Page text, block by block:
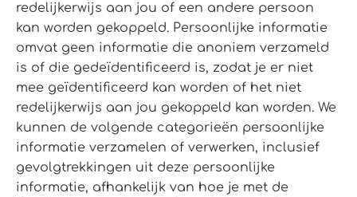
redelijkerwijs aan jou of een andere persoon
kan worden gekoppeld. Persoonlijke informatie
omvat geen informatie die anoniem verzameld
is of die gedeïdentificeerd is, zodat je er niet
mee geïdentificeerd kan worden of het niet
redelijkerwijs aan jou gekoppeld kan worden. We
kunnen de volgende categorieën persoonlijke
informatie verzamelen of verwerken, inclusief
gevolgtrekkingen uit deze persoonlijke
informatie, afhankelijk van hoe je met de